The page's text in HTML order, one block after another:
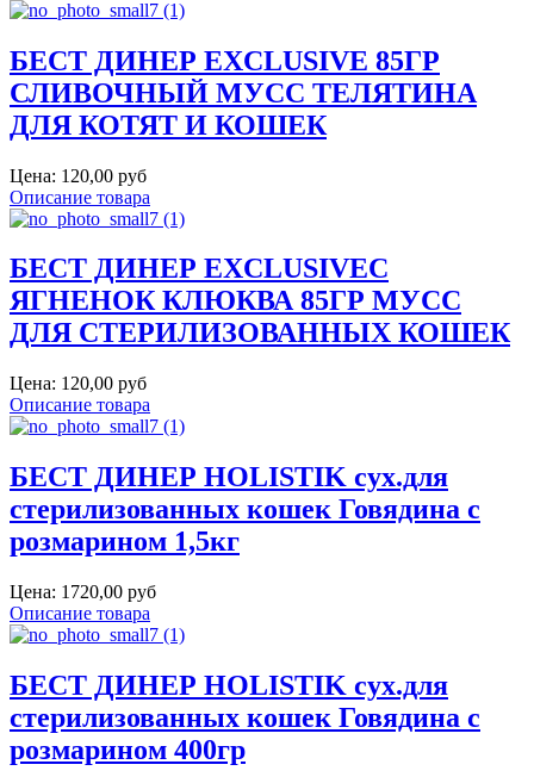
БЕСТ ДИНЕР EXCLUSIVE 85ГР
СЛИВОЧНЫЙ МУСС ТЕЛЯТИНА
ДЛЯ КОТЯТ И КОШЕК
Цена: 120,00 руб
Описание товара
БЕСТ ДИНЕР EXCLUSIVEС
ЯГНЕНОК КЛЮКВА 85ГР МУСС
ДЛЯ СТЕРИЛИЗОВАННЫХ КОШЕК
Цена: 120,00 руб
Описание товара
БЕСТ ДИНЕР HOLISTIK сух.для
стерилизованных кошек Говядина с
розмарином 1,5кг
Цена: 1720,00 руб
Описание товара
БЕСТ ДИНЕР HOLISTIK сух.для
стерилизованных кошек Говядина с
розмарином 400гр